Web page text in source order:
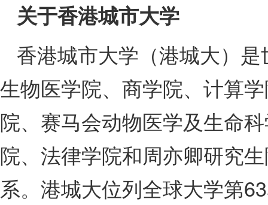
关于香港城市大学
香港城市大学（港城大）
生物医学院、商学院、计算
院、赛马会动物医学及生命
院、法律学院和周亦卿研究
系。港城大位列全球大学第